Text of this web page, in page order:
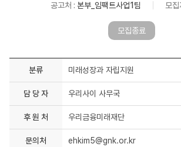
공고처 : 본부_임팩트사업1팀 모
모집종료
분류 미래성장과 자립지원
담 당 자 우리사이 사무국
후 원 처 우리금융미래재단
문의처 ehkim5@gnk.or.kr